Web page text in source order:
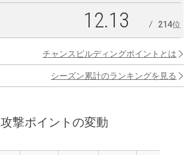
12.13 214位
チャンスビルディングポイントとは
シーズン累計のランキングを見る
攻撃ポイントの変動